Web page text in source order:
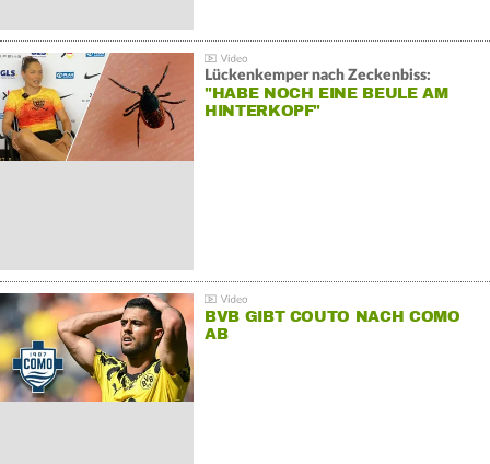
Lückenkemper nach Zeckenbiss:
"HABE NOCH EINE BEULE AM
HINTERKOPF"
BVB GIBT COUTO NACH COMO
AB